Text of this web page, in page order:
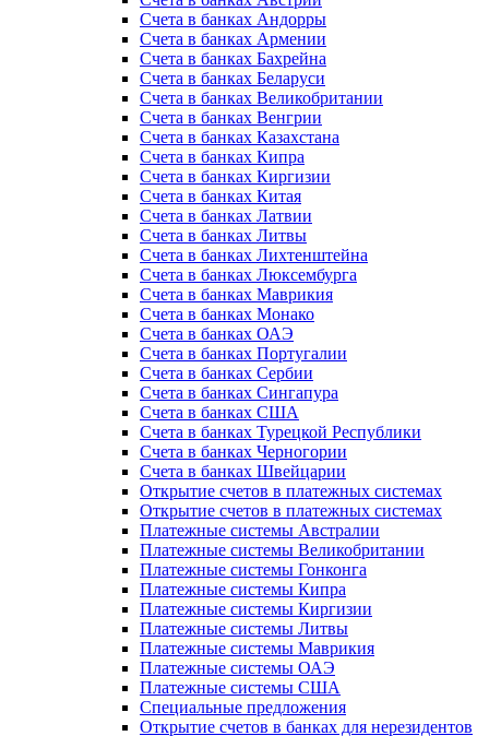
Счета в банках Андорры
Счета в банках Армении
Счета в банках Бахрейна
Счета в банках Беларуси
Счета в банках Великобритании
Счета в банках Венгрии
Счета в банках Казахстана
Счета в банках Кипра
Счета в банках Киргизии
Счета в банках Китая
Счета в банках Латвии
Счета в банках Литвы
Счета в банках Лихтенштейна
Счета в банках Люксембурга
Счета в банках Маврикия
Счета в банках Монако
Счета в банках ОАЭ
Счета в банках Португалии
Счета в банках Сербии
Счета в банках Сингапура
Счета в банках США
Счета в банках Турецкой Республики
Счета в банках Черногории
Счета в банках Швейцарии
Открытие счетов в платежных системах
Открытие счетов в платежных системах
Платежные системы Австралии
Платежные системы Великобритании
Платежные системы Гонконга
Платежные системы Кипра
Платежные системы Киргизии
Платежные системы Литвы
Платежные системы Маврикия
Платежные системы ОАЭ
Платежные системы США
Специальные предложения
Открытие счетов в банках для нерезидентов